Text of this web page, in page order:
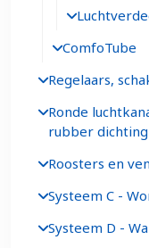
ComfoTube
Regelaars,
Ronde
rubber dichting
Roosters en
Systeem C -
Systeem D -